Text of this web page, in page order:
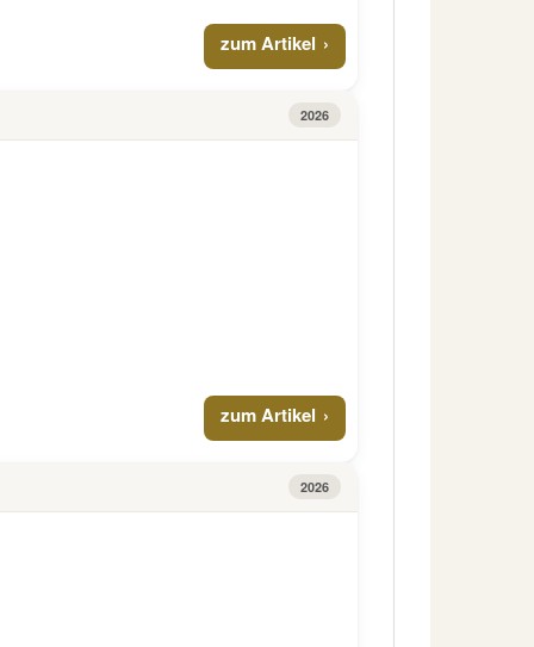
zum Artikel
2026
zum Artikel
2026